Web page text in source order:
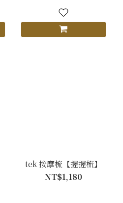
tek 按摩梳【握握梳】
NT$1,180